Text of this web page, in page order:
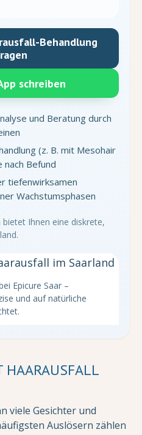
Behandlung
schreiben
und Beratung durch
(z. B. mit Mesohair
nach Befund
tiefenwirksamen
Wachstumsphasen
bietet Ihnen eine diskrete,
Epicure Saar –
und auf natürliche
HAARAUSFALL
viele Gesichter und
Auslösern zählen